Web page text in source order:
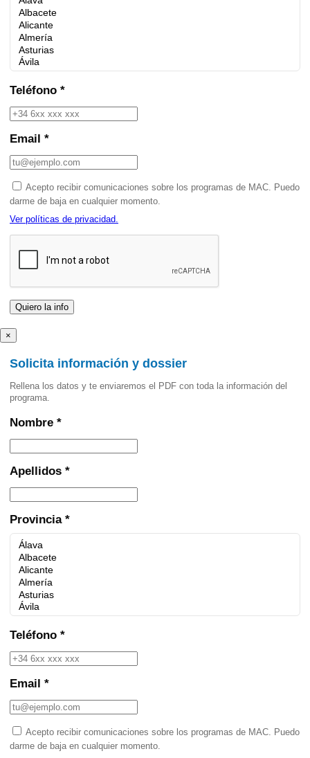
Teléfono *
Email *
Acepto recibir comunicaciones sobre los programas de MAC. Puedo
darme de baja en cualquier momento.
Ver políticas de privacidad.
×
Solicita información y dossier
Rellena los datos y te enviaremos el PDF con toda la información del
programa.
Nombre *
Apellidos *
Provincia *
Teléfono *
Email *
Acepto recibir comunicaciones sobre los programas de MAC. Puedo
darme de baja en cualquier momento.